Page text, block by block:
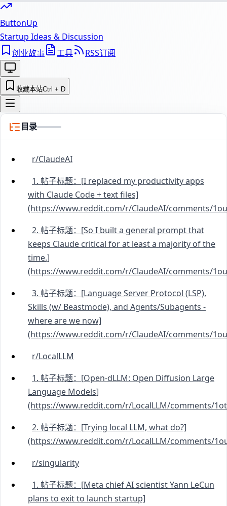
ButtonUp
Startup Ideas & Discussion
创业故事
工具 RSS订阅
收藏本站Ctrl + D
目录
r/ClaudeAI
1. 帖子标题：[I replaced my productivity apps
with Claude Code + text files]
(https://www.reddit.com/r/ClaudeAI/comments/
2. 帖子标题：[So I built a general prompt that
keeps Claude critical for at least a majority of the
time.]
(https://www.reddit.com/r/ClaudeAI/comments/
3. 帖子标题：[Language Server Protocol (LSP),
Skills (w/ Beastmode), and Agents/Subagents -
where are we now]
(https://www.reddit.com/r/ClaudeAI/comments/
r/LocalLLM
1. 帖子标题：[Open-dLLM: Open Diffusion Large
Language Models]
(https://www.reddit.com/r/LocalLLM/comments/
2. 帖子标题：[Trying local LLM, what do?]
(https://www.reddit.com/r/LocalLLM/comments/
r/singularity
1. 帖子标题：[Meta chief AI scientist Yann LeCun
plans to exit to launch startup]